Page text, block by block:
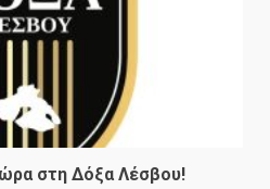
στη Δόξα Λέσβου!